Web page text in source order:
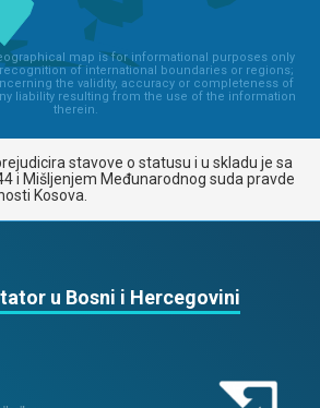
map is for informational purposes only
of international boundaries or regions;
the validity, accuracy or completeness of
liability resulting from the use of the information
therein.
stavove o statusu i u skladu je sa
i Mišljenjem Međunarodnog suda pravde
Kosova.
u Bosni i Hercegovini